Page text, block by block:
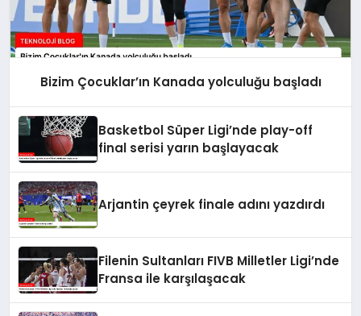
Bizim Çocuklar’ın Kanada yolculuğu başladı
Basketbol Süper Ligi’nde play-off
final serisi yarın başlayacak
Arjantin çeyrek finale adını yazdırdı
Filenin Sultanları FIVB Milletler Ligi’nde
Fransa ile karşılaşacak